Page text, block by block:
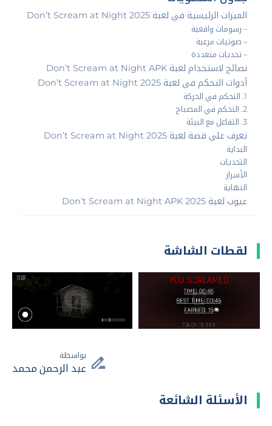
الميزات الرئيسية في لعبة Don’t Scream at Night 2025
– رسومات واقعية
– صوتيات مرعبة
– تحديات متعددة
نصائح لاستخدام لعبة Don’t Scream at Night APK
أدوات التحكم في لعبة Don’t Scream at Night 2025
1. التحكم في الحركة
2. التحكم في المصباح
3. التفاعل مع البيئة
تعرف على قصة لعبة Don’t Scream at Night 2025
البداية
التحديات
الأسرار
النهاية
عيوب لعبة Don’t Scream at Night APK 2025
لقطات الشاشة
بواسطة
عبد الرحمن محمد
الأسئلة الشائعة